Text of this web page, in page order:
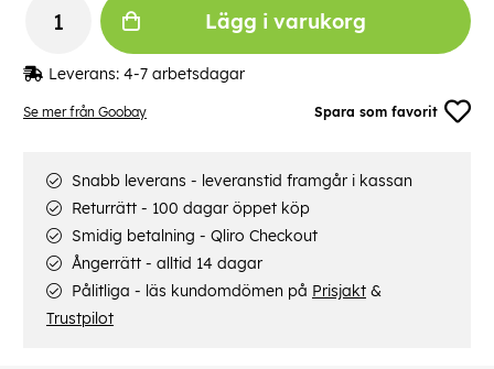
Se mer från Goobay Spara som favorit
Lägg i varukorg
Leverans: 4-7 arbetsdagar
Snabb leverans - leveranstid framgår i kassan
Returrätt - 100 dagar öppet köp
Smidig betalning - Qliro Checkout
Ångerrätt - alltid 14 dagar
Pålitliga - läs kundomdömen på Prisjakt &
Trustpilot